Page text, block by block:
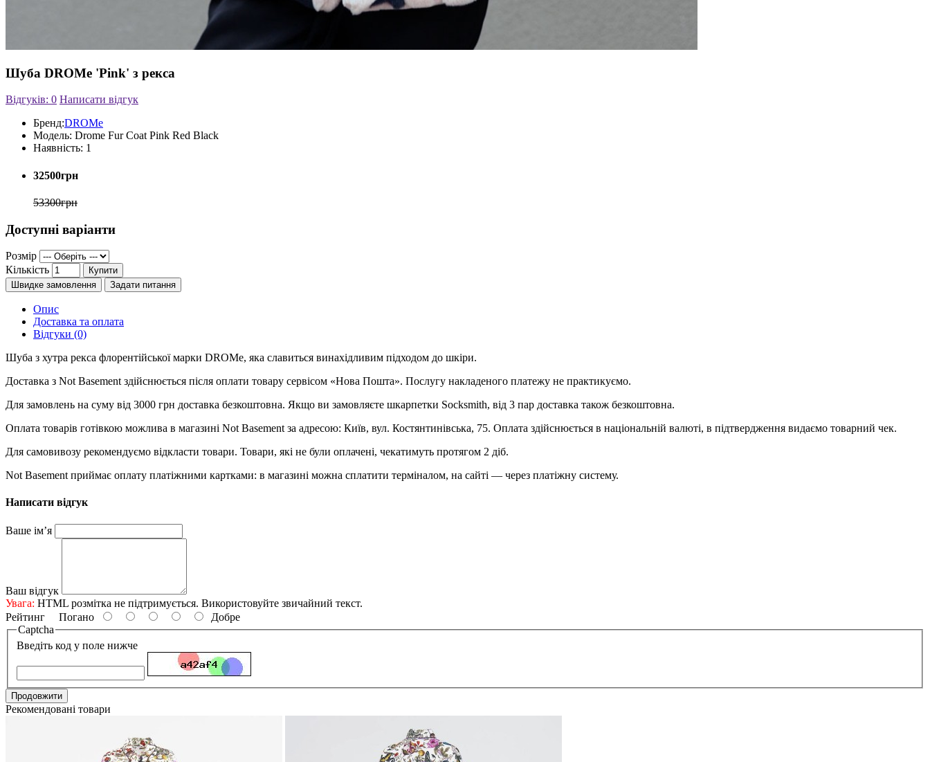
Шуба DROMe 'Pink' з рекса
Відгуків: 0 Написати відгук
Бренд:DROMe
Модель: Drome Fur Coat Pink Red Black
Наявність: 1
32500грн
53300грн
Доступні варіанти
Розмір
Кількість
Купити
Швидке замовлення
Задати питання
Опис
Доставка та оплата
Відгуки (0)
Шуба з хутра рекса флорентійської марки DROMe, яка славиться винахідливим підходом до шкіри.
Доставка з Not Basement здійснюється після оплати товару сервісом «Нова Пошта». Послугу накладеного платежу не практикуємо.
Для замовлень на суму від 3000 грн доставка безкоштовна. Якщо ви замовляєте шкарпетки Socksmith, від 3 пар доставка також безкоштовна.
Оплата товарів готівкою можлива в магазині Not Basement за адресою: Київ, вул. Костянтинівська, 75. Оплата здійснюється в національній валюті, в підтвердження видаємо товарний чек.
Для самовивозу рекомендуємо відкласти товари. Товари, які не були оплачені, чекатимуть протягом 2 діб.
Not Basement приймає оплату платіжними картками: в магазині можна сплатити терміналом, на сайті — через платіжну систему.
Написати відгук
Ваше ім’я
Ваш відгук
Увага: HTML розмітка не підтримується. Використовуйте звичайний текст.
Рейтинг Погано
Добре
Captcha
Введіть код у поле нижче
Продовжити
Рекомендовані товари